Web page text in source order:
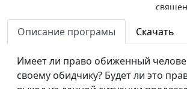
христианина
Юлия
Андрей
Описание програмы Скачать
Имеет ли право обиженный
своему обидчику? Будет ли это